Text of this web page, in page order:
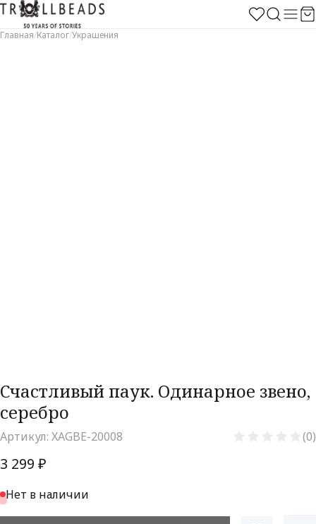
Главная/Каталог/Украшения
Счастливый паук. Одинарное звено,
серебро
Артикул: XAGBE-20008 (0)
3 299 ₽
Нет в наличии